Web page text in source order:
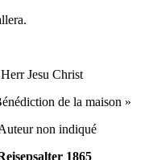
Jesu Christ
de la maison »
indiqué
1865